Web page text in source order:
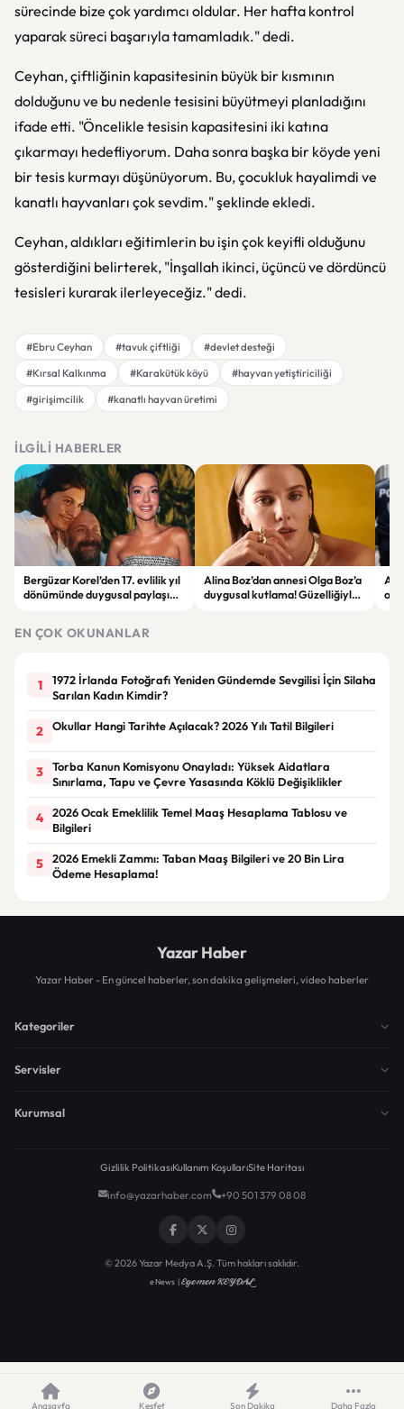
sürecinde bize çok yardımcı oldular. Her hafta kontrol
yaparak süreci başarıyla tamamladık." dedi.
Ceyhan, çiftliğinin kapasitesinin büyük bir kısmının
dolduğunu ve bu nedenle tesisini büyütmeyi planladığını
ifade etti. "Öncelikle tesisin kapasitesini iki katına
çıkarmayı hedefliyorum. Daha sonra başka bir köyde yeni
bir tesis kurmayı düşünüyorum. Bu, çocukluk hayalimdi ve
kanatlı hayvanları çok sevdim." şeklinde ekledi.
Ceyhan, aldıkları eğitimlerin bu işin çok keyifli olduğunu
gösterdiğini belirterek, "İnşallah ikinci, üçüncü ve dördüncü
tesisleri kurarak ilerleyeceğiz." dedi.
#Ebru Ceyhan #tavuk çiftliği
#devlet desteği
#Kırsal Kalkınma
#Karakütük köyü
#hayvan yetiştiriciliği
#girişimcilik
#kanatlı hayvan üretimi
İLGILI HABERLER
Bergüzar Korel’den 17. evlilik yıl
dönümünde duygusal paylaşım!
Alina Boz’dan annesi Olga Boz’a
duygusal kutlama! Güzelliğiyle
EN ÇOK OKUNANLAR
1
1972 İrlanda Fotoğrafı Yeniden Gündemde Sevgilisi İçin Silaha
Sarılan Kadın Kimdir?
2 Okullar Hangi Tarihte Açılacak? 2026 Yılı Tatil Bilgileri
3
Torba Kanun Komisyonu Onayladı: Yüksek Aidatlara
Sınırlama, Tapu ve Çevre Yasasında Köklü Değişiklikler
4
2026 Ocak Emeklilik Temel Maaş Hesaplama Tablosu ve
Bilgileri
5
2026 Emekli Zammı: Taban Maaş Bilgileri ve 20 Bin Lira
Ödeme Hesaplama!
Yazar Haber
Yazar Haber - En güncel haberler, son dakika gelişmeleri, video haberler
Kategoriler
Servisler
Kurumsal
Gizlilik PolitikasıKullanım KoşullarıSite Haritası
info@yazarhaber.com +90 501 379 08 08
© 2026 Yazar Medya A.Ş. Tüm hakları saklıdır.
eNews |Egemen KEYDAL
Anasayfa Keşfet Son Dakika Daha Fazla